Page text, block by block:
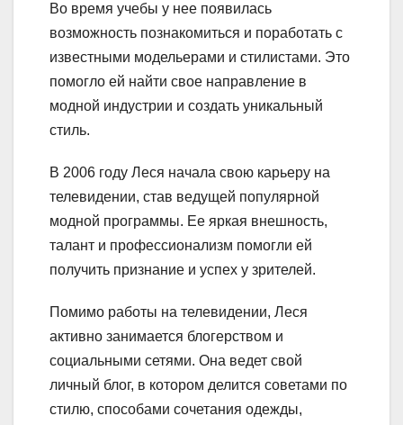
Во время учебы у нее появилась
возможность познакомиться и поработать с
известными модельерами и стилистами. Это
помогло ей найти свое направление в
модной индустрии и создать уникальный
стиль.
В 2006 году Леся начала свою карьеру на
телевидении, став ведущей популярной
модной программы. Ее яркая внешность,
талант и профессионализм помогли ей
получить признание и успех у зрителей.
Помимо работы на телевидении, Леся
активно занимается блогерством и
социальными сетями. Она ведет свой
личный блог, в котором делится советами по
стилю, способами сочетания одежды,